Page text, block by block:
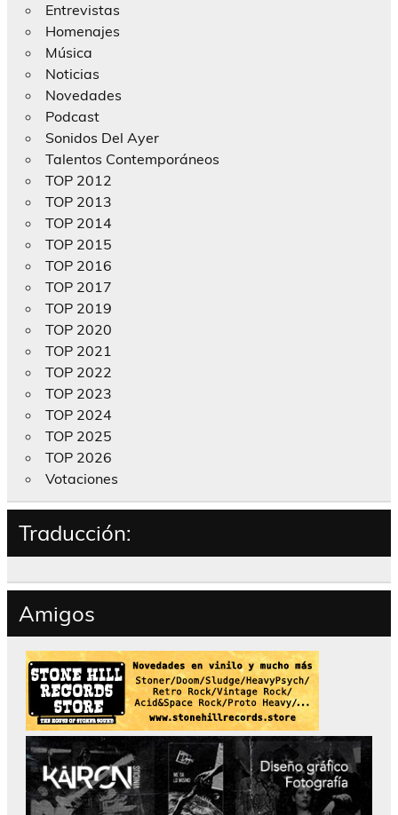
Entrevistas
Homenajes
Música
Noticias
Novedades
Podcast
Sonidos Del Ayer
Talentos Contemporáneos
TOP 2012
TOP 2013
TOP 2014
TOP 2015
TOP 2016
TOP 2017
TOP 2019
TOP 2020
TOP 2021
TOP 2022
TOP 2023
TOP 2024
TOP 2025
TOP 2026
Votaciones
Traducción:
Amigos